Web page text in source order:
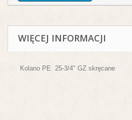
WIĘCEJ INFORMACJI
Kolano PE 25-3/4" GZ skręcane